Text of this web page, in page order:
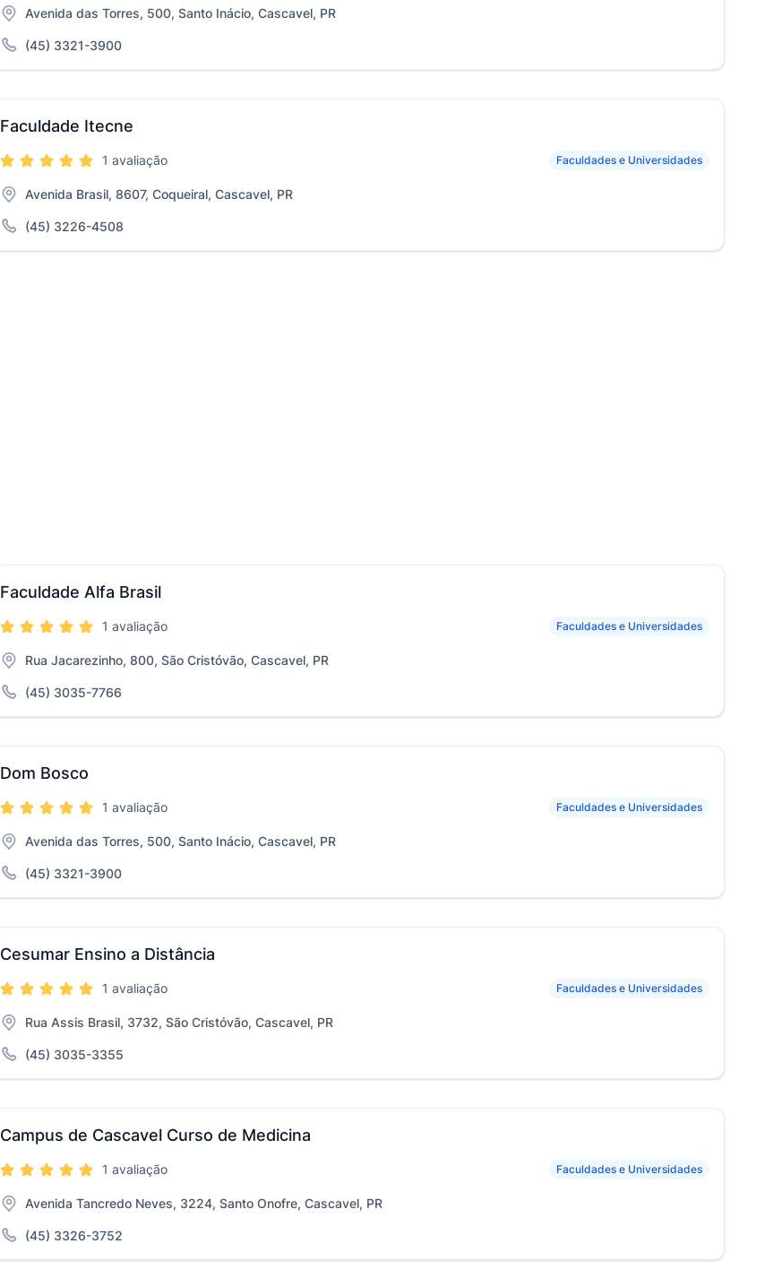
Avenida das Torres, 500, Santo Inácio, Cascavel, PR
(45) 3321-3900
Faculdade Itecne
Faculdades e Universidades
1 avaliação
Avenida Brasil, 8607, Coqueiral, Cascavel, PR
(45) 3226-4508
Faculdade Alfa Brasil
Faculdades e Universidades
1 avaliação
Rua Jacarezinho, 800, São Cristóvão, Cascavel, PR
(45) 3035-7766
Dom Bosco
Faculdades e Universidades
1 avaliação
Avenida das Torres, 500, Santo Inácio, Cascavel, PR
(45) 3321-3900
Cesumar Ensino a Distância
Faculdades e Universidades
1 avaliação
Rua Assis Brasil, 3732, São Cristóvão, Cascavel, PR
(45) 3035-3355
Campus de Cascavel Curso de Medicina
Faculdades e Universidades
1 avaliação
Avenida Tancredo Neves, 3224, Santo Onofre, Cascavel, PR
(45) 3326-3752